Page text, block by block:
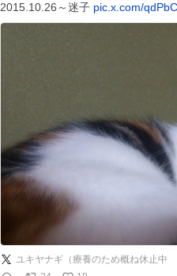
2015.10.26～迷子 pic.x.com/
ユキヤナギ（療養のため概ね休止中